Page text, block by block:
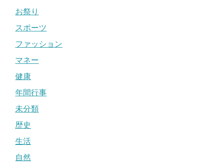
お祭り
スポーツ
ファッション
マネー
健康
年間行事
未分類
歴史
生活
自然